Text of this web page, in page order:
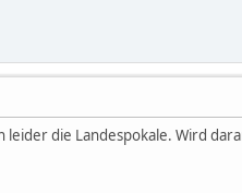
leider die Landespokale. Wird